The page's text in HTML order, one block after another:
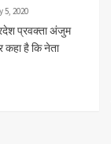
5, 2020
प्रवक्ता अंजुम
कहा है कि नेता